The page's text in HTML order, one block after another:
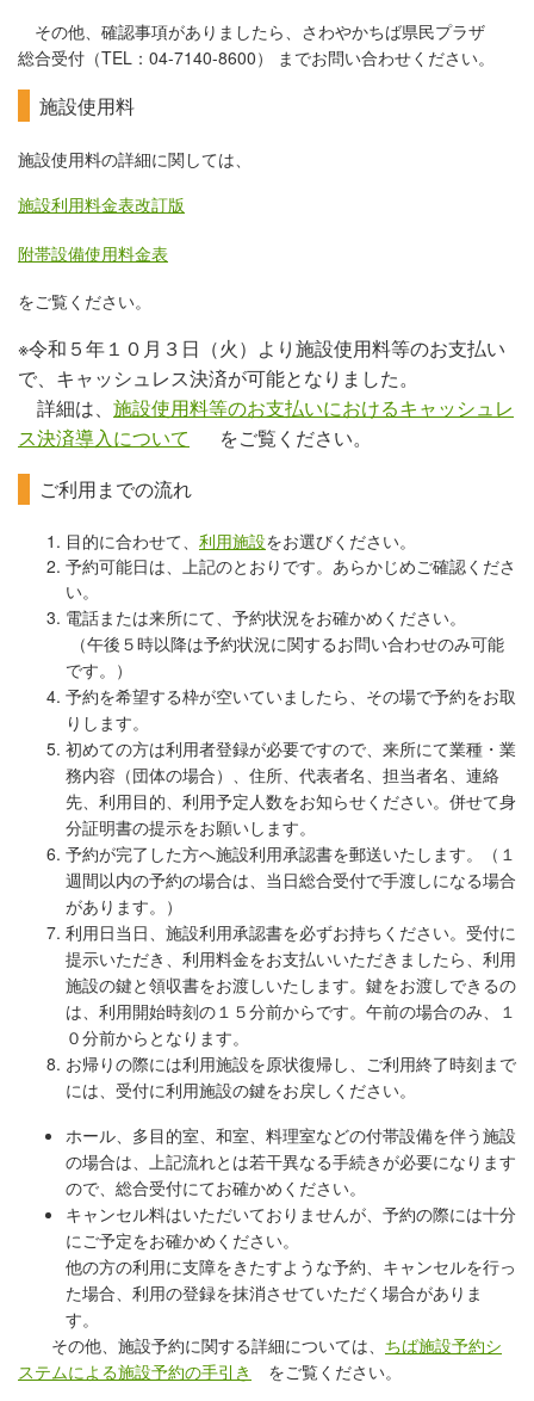
その他、確認事項がありましたら、さわやかちば県民プラザ
総合受付（TEL：04-7140-8600） までお問い合わせください。
施設使用料
施設使用料の詳細に関しては、
施設利用料金表改訂版
附帯設備使用料金表
をご覧ください。
※令和５年１０月３日（火）より施設使用料等のお支払い
で、キャッシュレス決済が可能となりました。
詳細は、 施設使用料等のお支払いにおけるキャッシュレ
ス決済導入について
をご覧ください。
ご利用までの流れ
目的に合わせて、 利用施設をお選びください。
予約可能日は、上記のとおりです。あらかじめご確認くださ
い。
電話または来所にて、予約状況をお確かめください。
（午後５時以降は予約状況に関するお問い合わせのみ可能
です。）
予約を希望する枠が空いていましたら、その場で予約をお取
りします。
初めての方は利用者登録が必要ですので、来所にて業種・業
務内容（団体の場合）、 住所、代表者名、担当者名、連絡
先、利用目的、利用予定人数をお知らせください。併せて身
分証明書の提示をお願いします。
予約が完了した方へ施設利用承認書を郵送いたします。（１
週間以内の予約の場合は、当日総合受付で手渡しになる場合
があります。）
利用日当日、 施設利用承認書を必ずお持ちください。 受付に
提示いただき、利用料金をお支払いいただきましたら、利用
施設の鍵と領収書をお渡しいたします。鍵をお渡しできるの
は、利用開始時刻の１５分前からです。午前の場合のみ、
１
０分前からとなります。
お帰りの際には利用施設を原状復帰し、 ご利用終了時刻まで
には、受付に利用施設の鍵をお戻しください。
ホール、多目的室、和室、料理室などの付帯設備を伴う施設
の場合は、上記流れとは若干異なる手続きが必要になります
ので、総合受付にてお確かめください。
キャンセル料はいただいておりませんが、予約の際には十分
にご予定をお確かめください。
他の方の利用に支障をきたすような予約、キャンセルを行っ
た場合、利用の登録を抹消させていただく場合がありま
す。
その他、施設予約に関する詳細については、 ちば施設予約シ
ステムによる施設予約の手引き
をご覧ください。